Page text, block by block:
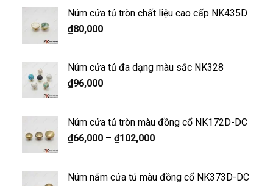
Núm cửa tủ tròn chất liệu cao cấp NK435D
₫80,000
Núm cửa tủ đa dạng màu sắc NK328
₫96,000
Núm cửa tủ tròn màu đồng cổ NK172D-DC
₫66,000– ₫102,000
Núm nắm cửa tủ màu đồng cổ NK373D-DC